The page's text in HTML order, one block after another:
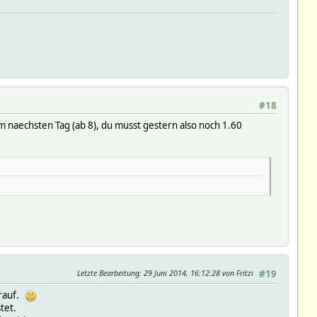
06-07 16:12:09Z rudolfkoenig $, os linux, user fhem, pid
#18
Tag (ab 8), du musst gestern also noch 1.60
#19
Letzte Bearbeitung: 29 Juni 2014, 16:12:28 von Fritzi